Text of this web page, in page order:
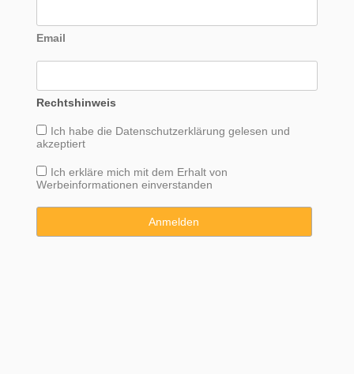
Email
Rechtshinweis
Ich habe die Datenschutzerklärung gelesen und
akzeptiert
Ich erkläre mich mit dem Erhalt von
Werbeinformationen einverstanden